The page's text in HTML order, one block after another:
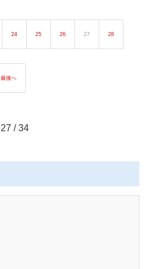
24 25 26 27 28
最後へ
27 / 34